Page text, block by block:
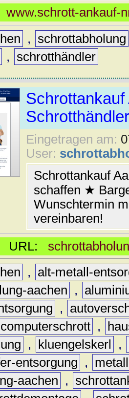
www.schrott-ankauf-
,
schrottabholung
, schrotthändler
Schrottankauf
Eingetragen am:
User:
Schrottankauf
schaffen ★
Wunschtermin
vereinbaren!
URL:
,
alt-metall-
aachen
,
,
computerschrott ,
, kluengelskerl ,
entsorgung ,
metall
aachen
,